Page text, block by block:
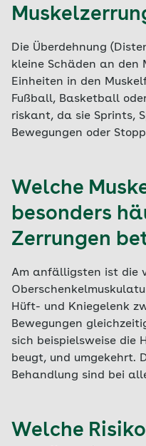
Die Überdehnung
kleine Schäden an den
Einheiten in den
Fußball, Basketball
riskant, da sie Sprints,
Bewegungen oder
Welche
besonders
Zerrungen
Am anfälligsten ist die
Hüft- und Kniegelenk
Bewegungen
sich beispielsweise die
beugt, und umgekehrt.
Behandlung sind bei
Welche